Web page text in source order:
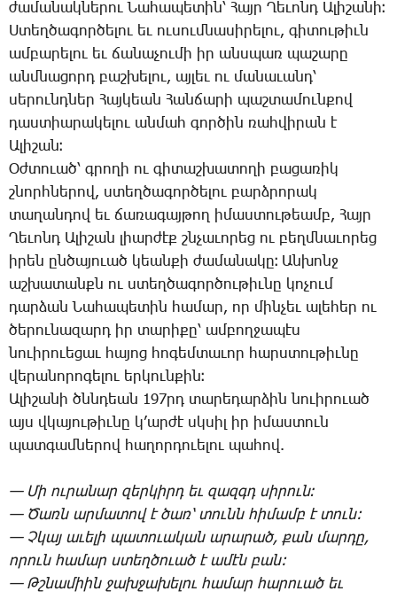
ժա­մա­նակ­նե­րու ­Նա­հա­պե­տին՝ ­Հայր ­Ղե­ւոնդ Ա­լի­շա­նի։
Ս­տեղ­ծա­գոր­ծե­լու եւ ու­սում­նա­սի­րե­լու, գի­տու­թիւն
ամ­բա­րե­լու եւ ճա­նա­չու­մի իր անս­պառ պա­շա­րը
անմ­նա­ցորդ բաշ­խե­լու, այ­լեւ ու մա­նա­ւանդ՝
սե­րունդ­ներ ­Հայ­կեան ­Հան­ճա­րի պաշ­տա­մուն­քով
դաս­տիա­րա­կե­լու ան­մահ գոր­ծին ռահ­վի­րան է
Ա­լի­շան։
Օժ­տո­ւած՝ գրո­ղի ու գի­տաշ­խա­տո­ղի բա­ցա­ռիկ
շնորհ­նե­րով, ստեղ­ծա­գոր­ծե­լու բարձ­րո­րակ
տա­ղան­դով եւ ճա­ռա­գայ­թող ի­մաս­տու­թեամբ, ­Հայր
­Ղե­ւոնդ Ա­լի­շան լիար­ժէք շնչա­ւո­րեց ու բեղմ­նա­ւո­րեց
ի­րեն ըն­ծա­յո­ւած կեան­քի ժա­մա­նա­կը։ Ան­խոնջ
աշ­խա­տանքն ու ստեղ­ծա­գոր­ծու­թիւ­նը կո­չում
դար­ձան ­Նա­հա­պե­տին հա­մար, որ մին­չեւ ա­լե­հեր ու
ծե­րու­նա­զարդ իր տա­րի­քը՝ ամ­բող­ջա­պէս
նո­ւի­րո­ւե­ցաւ հա­յոց հո­գեմ­տա­ւոր հարս­տու­թիւ­նը
վե­րա­նո­րո­գե­լու եր­կուն­քին։
Ա­լի­շա­նի ծննդեան 197րդ ­տա­րե­դար­ձին նո­ւի­րո­ւած
այս վկա­յու­թիւ­նը կ­’ար­ժէ սկսիլ իր ի­մաս­տուն
պատ­գամ­նե­րով հա­ղոր­դո­ւե­լու պա­հով.
— ­Մի ու­րա­նար զեր­կիրդ եւ զազգդ սի­րուն։
— ­Ծառն ար­մա­տով է ծառ՝ տունն հի­մամբ է տուն:
— Չ­կայ ա­ւե­լի պա­տո­ւա­կան ա­րա­րած, քան մար­դը,
ո­րուն հա­մար ստեղ­ծո­ւած է ա­մէն բան:
— Թշ­նա­միին ջախ­ջա­խե­լու հա­մար հա­րո­ւած եւ